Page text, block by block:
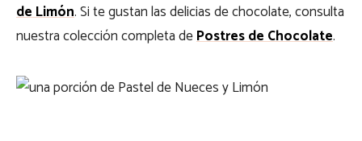
de Limón. Si te gustan las delicias de chocolate, consulta
nuestra colección completa dePostres de Chocolate.